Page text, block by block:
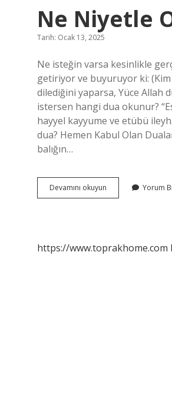
Ne Niyetle
Tarih: Ocak 13, 2025
Ne isteğin varsa kesinlikle
getiriyor ve buyuruyor ki: (Kim
dilediğini yaparsa, Yüce Allah
istersen hangi dua okunur?
hayyel kayyume ve etübü
dua? Hemen Kabul Olan
balığın…
Devamını okuyun
Niyetle
Yorum
https://www.toprakhome.com